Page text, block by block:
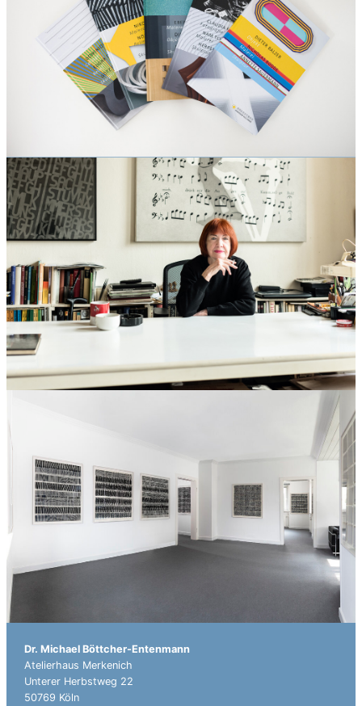
Dr. Michael Böttcher-Entenmann
Atelierhaus Merkenich
Unterer Herbstweg 22
50769 Köln